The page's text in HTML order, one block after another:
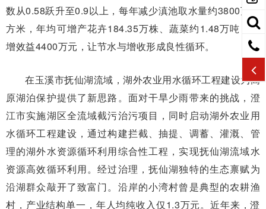
数从0.58跃升至0.9以上，每年减少滇池取水量约3800万立
方米，年均可增产花卉184.35万株、蔬菜约1.48万吨，新
增效益4400万元，让节水与增收形成良性循环。
在玉溪市抚仙湖流域，湖外农业用水循环工程建设为高
原湖泊保护提供了新思路。面对干旱少雨带来的挑战，澄
江市实施湖区全流域截污治污项目，同时启动湖外农业用
水循环工程建设，通过构建拦截、抽提、调蓄、灌溉、管
理的湖外水资源循环利用综合性工程，实现抚仙湖流域水
资源高效循环利用。经过治理，抚仙湖独特的生态禀赋为
沿湖群众敲开了致富门。沿岸的小湾村曾是典型的农耕渔
村，产业结构单一，年人均纯收入仅1.3万元。近年来，澄